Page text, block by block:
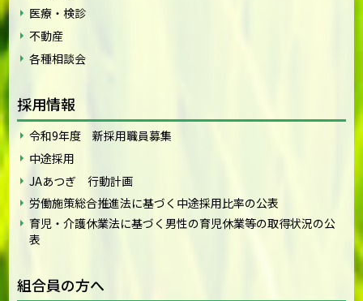
医療・検診
不動産
各種相談会
採用情報
令和9年度 新採用職員募集
中途採用
JAあつぎ 行動計画
労働施策総合推進法に基づく中途採用比率の公表
育児・介護休業法に基づく男性の育児休業等の取得状況の公
表
組合員の方へ